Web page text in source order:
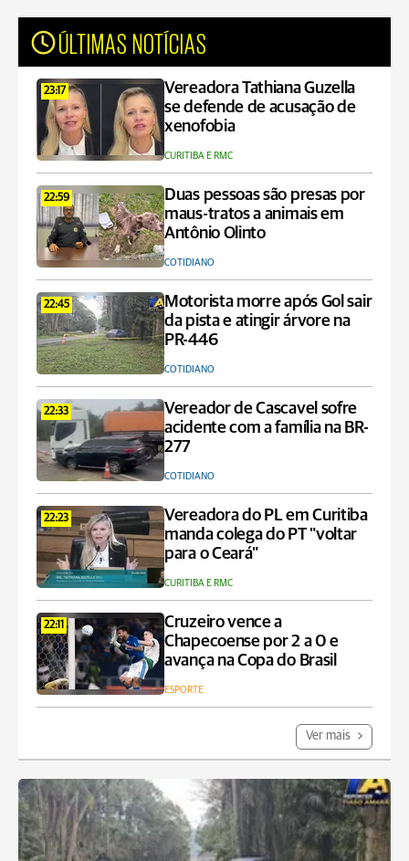
ÚLTIMAS NOTÍCIAS
23:17
Vereadora Tathiana Guzella
se defende de acusação de
xenofobia
CURITIBA E RMC
22:59
Duas pessoas são presas por
maus-tratos a animais em
Antônio Olinto
COTIDIANO
22:45
Motorista morre após Gol sair
da pista e atingir árvore na
PR-446
COTIDIANO
22:33
Vereador de Cascavel sofre
acidente com a família na BR-
277
COTIDIANO
22:23
Vereadora do PL em Curitiba
manda colega do PT "voltar
para o Ceará"
CURITIBA E RMC
22:11
Cruzeiro vence a
Chapecoense por 2 a 0 e
avança na Copa do Brasil
ESPORTE
Ver mais